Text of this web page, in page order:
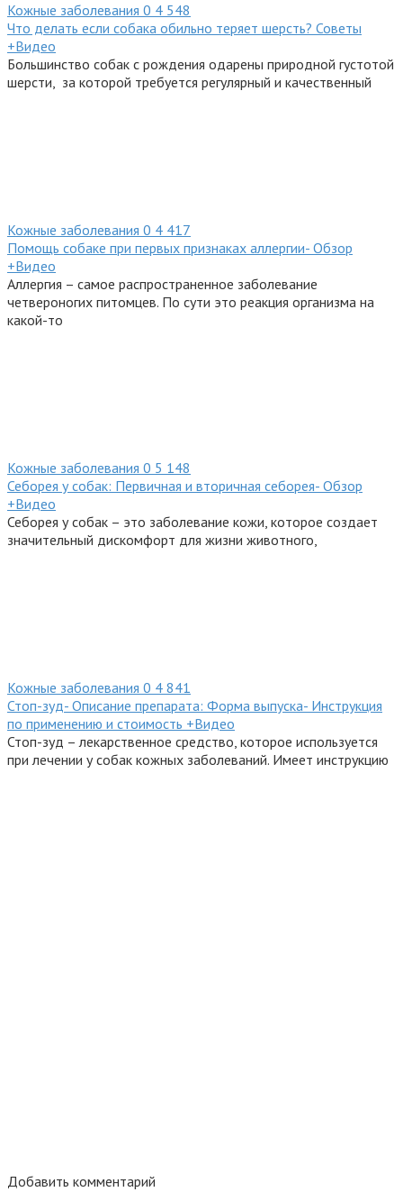
Кожные заболевания 0 4 548
Что делать если собака обильно теряет шерсть? Советы
+Видео
Большинство собак с рождения одарены природной густотой
шерсти, за которой требуется регулярный и качественный
Кожные заболевания 0 4 417
Помощь собаке при первых признаках аллергии- Обзор
+Видео
Аллергия – самое распространенное заболевание
четвероногих питомцев. По сути это реакция организма на
какой-то
Кожные заболевания 0 5 148
Себорея у собак: Первичная и вторичная себорея- Обзор
+Видео
Себорея у собак – это заболевание кожи, которое создает
значительный дискомфорт для жизни животного,
Кожные заболевания 0 4 841
Стоп-зуд- Описание препарата: Форма выпуска- Инструкция
по применению и стоимость +Видео
Стоп-зуд – лекарственное средство, которое используется
при лечении у собак кожных заболеваний. Имеет инструкцию
Добавить комментарий